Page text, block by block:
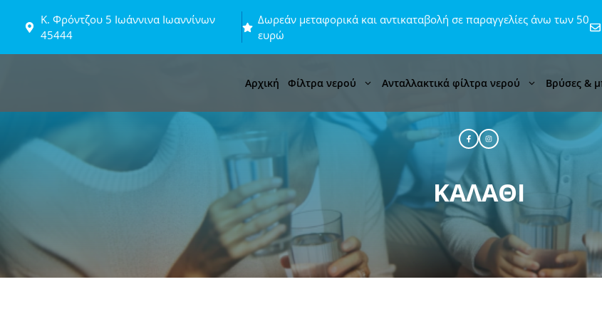
Κ. Φρόντζου 5 Ιωάννινα Ιωαννίνων
45444
Δωρεάν μεταφορικά και αντικαταβολή σε παραγγελίες άνω των 50
ευρώ
Αρχική Φίλτρα νερού Ανταλλακτικά φίλτρα νερού Βρύσες &
ΚΑΛΆΘΙ